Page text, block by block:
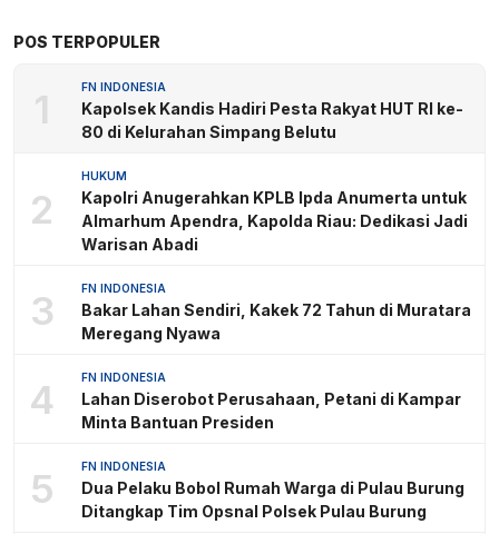
POS TERPOPULER
1 FN INDONESIA
Kapolsek Kandis Hadiri Pesta Rakyat HUT RI ke-
80 di Kelurahan Simpang Belutu
2
HUKUM
Kapolri Anugerahkan KPLB Ipda Anumerta untuk
Almarhum Apendra, Kapolda Riau: Dedikasi Jadi
Warisan Abadi
3 FN INDONESIA
Bakar Lahan Sendiri, Kakek 72 Tahun di Muratara
Meregang Nyawa
4 FN INDONESIA
Lahan Diserobot Perusahaan, Petani di Kampar
Minta Bantuan Presiden
5 FN INDONESIA
Dua Pelaku Bobol Rumah Warga di Pulau Burung
Ditangkap Tim Opsnal Polsek Pulau Burung